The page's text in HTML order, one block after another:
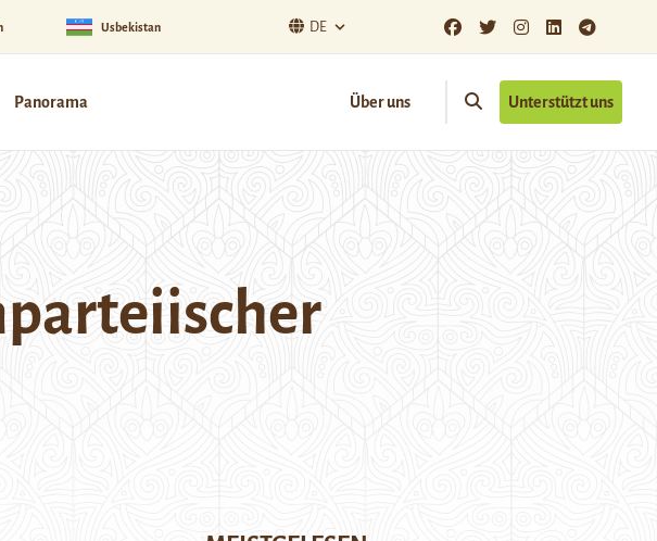
Usbekistan DE
Panorama Über uns Unterstützt uns